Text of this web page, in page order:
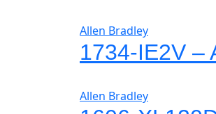
Allen Bradley
1734-IE2V –
Allen Bradley